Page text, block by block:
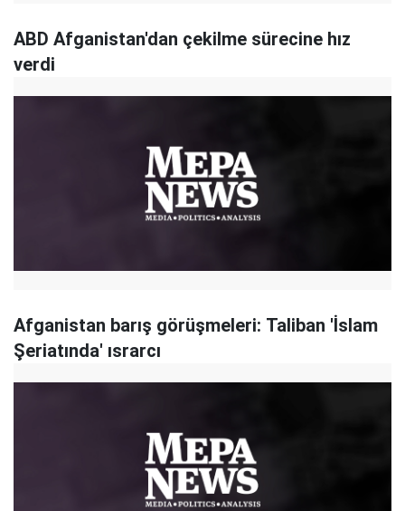
ABD Afganistan'dan çekilme sürecine hız
verdi
Afganistan barış görüşmeleri: Taliban 'İslam
Şeriatında' ısrarcı